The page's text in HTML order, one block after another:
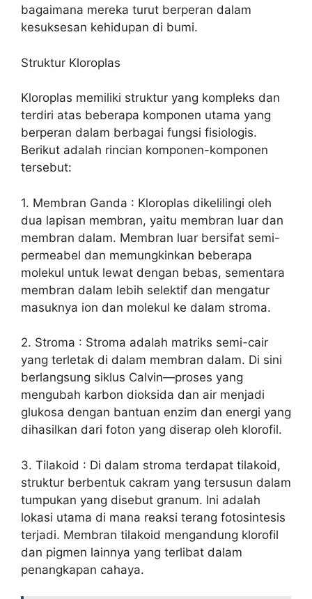
bagaimana mereka turut berperan dalam
kesuksesan kehidupan di bumi.
Struktur Kloroplas
Kloroplas memiliki struktur yang kompleks dan
terdiri atas beberapa komponen utama yang
berperan dalam berbagai fungsi fisiologis.
Berikut adalah rincian komponen-komponen
tersebut:
1. Membran Ganda : Kloroplas dikelilingi oleh
dua lapisan membran, yaitu membran luar dan
membran dalam. Membran luar bersifat semi-
permeabel dan memungkinkan beberapa
molekul untuk lewat dengan bebas, sementara
membran dalam lebih selektif dan mengatur
masuknya ion dan molekul ke dalam stroma.
2. Stroma : Stroma adalah matriks semi-cair
yang terletak di dalam membran dalam. Di sini
berlangsung siklus Calvin—proses yang
mengubah karbon dioksida dan air menjadi
glukosa dengan bantuan enzim dan energi yang
dihasilkan dari foton yang diserap oleh klorofil.
3. Tilakoid : Di dalam stroma terdapat tilakoid,
struktur berbentuk cakram yang tersusun dalam
tumpukan yang disebut granum. Ini adalah
lokasi utama di mana reaksi terang fotosintesis
terjadi. Membran tilakoid mengandung klorofil
dan pigmen lainnya yang terlibat dalam
penangkapan cahaya.